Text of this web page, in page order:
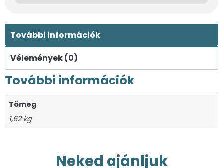
További információk
Vélemények (0)
További információk
Tömeg
1,62 kg
Neked ajánljuk